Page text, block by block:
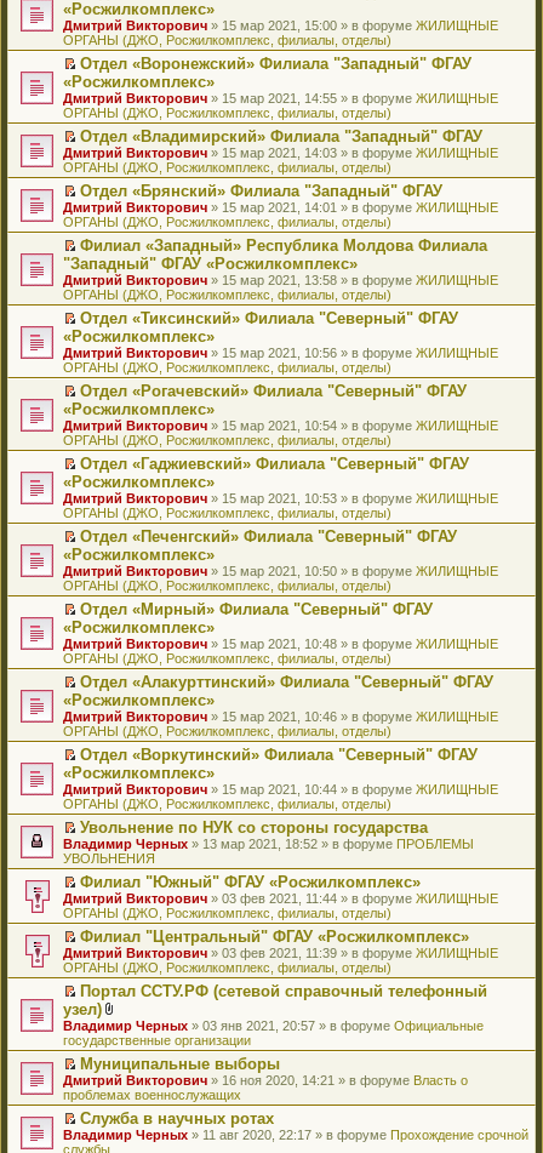
н
ю
о
б
щ
е
н
ю
н
м
у
с
о
б
щ
е
н
и
ю
ч
т
а
н
н
м
у
с
о
о
б
щ
е
н
и
ю
н
п
р
о
ч
т
а
н
н
о
м
у
с
о
о
б
щ
е
н
и
ю
р
о
м
у
н
п
р
о
ч
и
т
а
н
н
о
м
у
с
о
о
б
щ
е
н
и
ю
т
к
п
е
р
о
м
у
н
е
п
р
о
ч
и
т
а
н
н
о
м
у
с
о
о
б
щ
е
н
и
ю
П
р
е
й
т
к
п
е
р
в
о
м
у
н
е
п
р
о
ч
и
т
а
н
н
о
м
у
с
о
о
б
щ
е
н
и
ю
«Росжилкомплекс»
Дмитрий Викторович » 15 мар 2021, 15:00 » в форуме ЖИЛИЩНЫЕ
ОРГАНЫ (ДЖО, Росжилкомплекс, филиалы, отделы)
П
р
е
й
т
и
к
п
е
р
в
о
м
у
н
е
п
р
о
ч
и
т
а
н
н
о
м
у
с
о
о
б
щ
е
н
и
ю
Отдел «Воронежский» Филиала "Западный" ФГАУ
«Росжилкомплекс»
Дмитрий Викторович » 15 мар 2021, 14:55 » в форуме ЖИЛИЩНЫЕ
ОРГАНЫ (ДЖО, Росжилкомплекс, филиалы, отделы)
П
е
р
е
й
т
и
к
п
е
р
в
о
м
у
н
е
п
р
о
ч
и
т
а
н
н
о
м
у
с
о
о
б
щ
е
н
и
ю
Отдел «Владимирский» Филиала "Западный" ФГАУ
Дмитрий Викторович » 15 мар 2021, 14:03 » в форуме ЖИЛИЩНЫЕ
ОРГАНЫ (ДЖО, Росжилкомплекс, филиалы, отделы)
П
е
р
е
й
т
и
к
п
е
р
в
о
м
у
н
е
п
р
о
ч
и
т
а
н
н
о
м
у
с
о
о
б
щ
е
н
и
ю
Отдел «Брянский» Филиала "Западный" ФГАУ
Дмитрий Викторович » 15 мар 2021, 14:01 » в форуме ЖИЛИЩНЫЕ
ОРГАНЫ (ДЖО, Росжилкомплекс, филиалы, отделы)
П
е
р
е
й
т
к
п
е
р
о
м
у
н
п
р
о
ч
т
а
н
н
м
у
с
о
б
щ
е
н
ю
Филиал «Западный» Республика Молдова Филиала
"Западный" ФГАУ «Росжилкомплекс»
Дмитрий Викторович » 15 мар 2021, 13:58 » в форуме ЖИЛИЩНЫЕ
ОРГАНЫ (ДЖО, Росжилкомплекс, филиалы, отделы)
П
р
е
й
т
к
п
е
р
о
м
у
н
п
р
о
ч
т
а
н
н
м
у
с
о
б
щ
е
н
и
ю
Отдел «Тиксинский» Филиала "Северный" ФГАУ
«Росжилкомплекс»
Дмитрий Викторович » 15 мар 2021, 10:56 » в форуме ЖИЛИЩНЫЕ
ОРГАНЫ (ДЖО, Росжилкомплекс, филиалы, отделы)
П
р
е
й
т
к
п
е
р
о
м
у
н
п
р
о
ч
т
а
н
н
м
у
с
о
о
б
щ
е
н
и
ю
Отдел «Рогачевский» Филиала "Северный" ФГАУ
«Росжилкомплекс»
Дмитрий Викторович » 15 мар 2021, 10:54 » в форуме ЖИЛИЩНЫЕ
ОРГАНЫ (ДЖО, Росжилкомплекс, филиалы, отделы)
П
р
е
й
т
к
п
е
р
о
м
у
н
п
р
о
ч
т
а
н
н
о
м
у
с
о
о
б
щ
е
н
и
ю
Отдел «Гаджиевский» Филиала "Северный" ФГАУ
«Росжилкомплекс»
Дмитрий Викторович » 15 мар 2021, 10:53 » в форуме ЖИЛИЩНЫЕ
ОРГАНЫ (ДЖО, Росжилкомплекс, филиалы, отделы)
П
р
е
й
т
к
п
е
р
о
м
у
н
п
р
о
ч
и
т
а
н
н
о
м
у
с
о
о
б
щ
е
н
и
ю
Отдел «Печенгский» Филиала "Северный" ФГАУ
«Росжилкомплекс»
Дмитрий Викторович » 15 мар 2021, 10:50 » в форуме ЖИЛИЩНЫЕ
ОРГАНЫ (ДЖО, Росжилкомплекс, филиалы, отделы)
П
р
е
й
т
к
п
е
р
о
м
у
н
е
п
р
о
ч
и
т
а
н
н
о
м
у
с
о
о
б
щ
е
н
и
Отдел «Мирный» Филиала "Северный" ФГАУ
«Росжилкомплекс»
Дмитрий Викторович » 15 мар 2021, 10:48 » в форуме ЖИЛИЩНЫЕ
ОРГАНЫ (ДЖО, Росжилкомплекс, филиалы, отделы)
П
р
е
й
т
к
п
е
р
в
о
м
у
н
е
п
р
о
ч
и
т
а
н
н
о
м
у
с
о
о
Отдел «Алакурттинский» Филиала "Северный" ФГАУ
«Росжилкомплекс»
Дмитрий Викторович » 15 мар 2021, 10:46 » в форуме ЖИЛИЩНЫЕ
ОРГАНЫ (ДЖО, Росжилкомплекс, филиалы, отделы)
П
р
е
й
т
и
к
п
е
р
в
о
м
у
н
е
п
р
о
ч
и
т
а
н
н
о
Отдел «Воркутинский» Филиала "Северный" ФГАУ
«Росжилкомплекс»
Дмитрий Викторович » 15 мар 2021, 10:44 » в форуме ЖИЛИЩНЫЕ
ОРГАНЫ (ДЖО, Росжилкомплекс, филиалы, отделы)
П
е
р
е
й
т
и
к
п
е
р
в
о
м
у
н
е
п
р
о
ч
и
Увольнение по НУК со стороны государства
Владимир Черных » 13 мар 2021, 18:52 » в форуме ПРОБЛЕМЫ
УВОЛЬНЕНИЯ
П
е
р
е
й
т
и
к
п
е
р
в
о
м
у
н
е
п
Филиал "Южный" ФГАУ «Росжилкомплекс»
Дмитрий Викторович » 03 фев 2021, 11:44 » в форуме ЖИЛИЩНЫЕ
ОРГАНЫ (ДЖО, Росжилкомплекс, филиалы, отделы)
П
е
р
й
т
и
к
п
е
р
в
о
м
Филиал "Центральный" ФГАУ «Росжилкомплекс»
Дмитрий Викторович » 03 фев 2021, 11:39 » в форуме ЖИЛИЩНЫЕ
ОРГАНЫ (ДЖО, Росжилкомплекс, филиалы, отделы)
П
е
р
е
й
т
и
к
п
е
р
Портал ССТУ.РФ (сетевой справочный телефонный
узел)
В
л
о
ж
е
н
и
я
Владимир Черных » 03 янв 2021, 20:57 » в форуме Официальные
государственные организации
П
е
р
е
й
т
Муниципальные выборы
Дмитрий Викторович » 16 ноя 2020, 14:21 » в форуме Власть о
проблемах военнослужащих
П
е
Служба в научных ротах
Владимир Черных » 11 авг 2020, 22:17 » в форуме Прохождение срочной
службы